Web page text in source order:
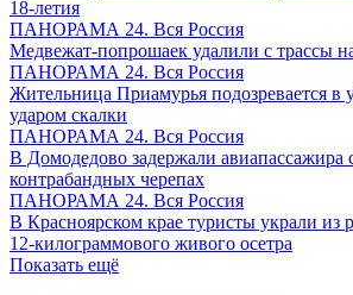
18-летия
ПАНОРАМА 24. Вся Россия
Медвежат-попрошаек удалили с трассы
ПАНОРАМА 24. Вся Россия
Жительница Приамурья подозревается в
ударом скалки
ПАНОРАМА 24. Вся Россия
В Домодедово задержали авиапассажира
контрабандных черепах
ПАНОРАМА 24. Вся Россия
В Красноярском крае туристы украли из
12-килограммового живого осетра
Показать ещё